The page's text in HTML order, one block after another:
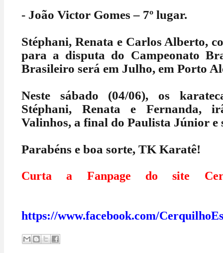
- João Victor Gomes – 7º lugar.
Stéphani, Renata e Carlos Alberto,
para a disputa do Campeonato
Brasileiro será em Julho, em Porto
Neste sábado (04/06), os
Stéphani, Renata e Fernanda,
Valinhos, a final do Paulista Júnior e
Parabéns e boa sorte, TK Karatê!
Curta a Fanpage do site
https://www.facebook.com/